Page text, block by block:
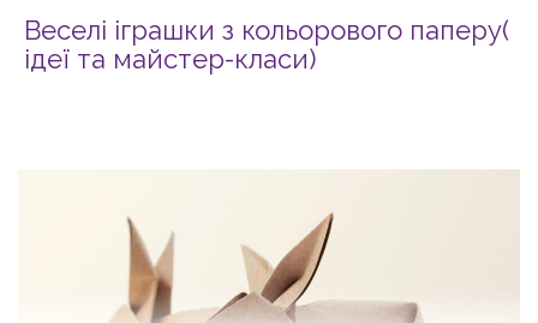
Веселі іграшки з кольорового паперу(
ідеї та майстер-класи)